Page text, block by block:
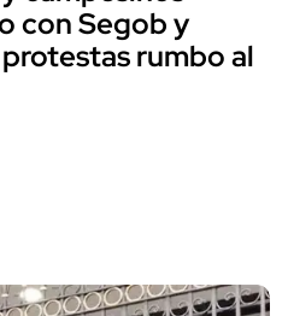
con Segob y
rumbo al